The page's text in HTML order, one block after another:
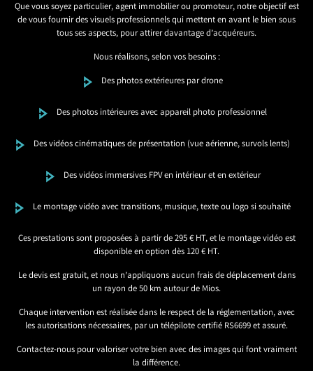
Que vous soyez particulier, agent immobilier ou promoteur, notre objectif est
de vous fournir des visuels professionnels qui mettent en avant le bien sous
tous ses aspects, pour attirer davantage d’acquéreurs.
Nous réalisons, selon vos besoins :
Des photos extérieures par drone
Des photos intérieures avec appareil photo professionnel
Des vidéos cinématiques de présentation (vue aérienne, survols lents)
Des vidéos immersives FPV en intérieur et en extérieur
Le montage vidéo avec transitions, musique, texte ou logo si souhaité
Ces prestations sont proposées à partir de 295 € HT, et le montage vidéo est
disponible en option dès 120 € HT.
Le devis est gratuit, et nous n’appliquons aucun frais de déplacement dans
un rayon de 50 km autour de Mios.
Chaque intervention est réalisée dans le respect de la réglementation, avec
les autorisations nécessaires, par un télépilote certifié RS6699 et assuré.
Contactez-nous pour valoriser votre bien avec des images qui font vraiment
la différence.